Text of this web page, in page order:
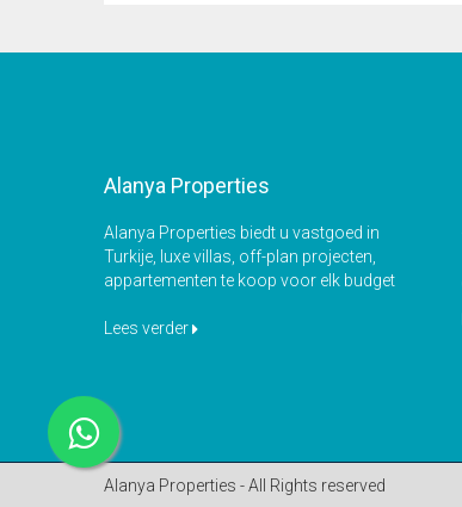
Alanya Properties
Alanya Properties biedt u vastgoed in
Turkije, luxe villas, off-plan projecten,
appartementen te koop voor elk budget
Lees verder
Alanya Properties - All Rights reserved